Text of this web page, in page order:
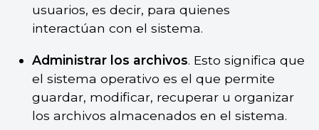
usuarios, es decir, para quienes
interactúan con el sistema.
Administrar los archivos. Esto significa que
el sistema operativo es el que permite
guardar, modificar, recuperar u organizar
los archivos almacenados en el sistema.